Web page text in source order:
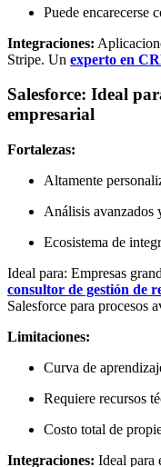
Puede encarecerse
Integraciones:
Stripe. Un experto en
Salesforce: Ideal
empresarial
Fortalezas:
Altamente
Análisis avanzados
Ecosistema de
Ideal para: Empresas
consultor de gestión de
Salesforce para procesos
Limitaciones:
Curva de
Requiere recursos
Costo total de
Integraciones: Ideal para